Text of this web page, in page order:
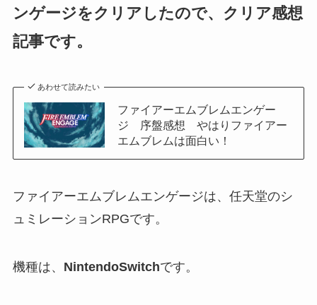
ンゲージをクリアしたので、クリア感想
記事です。
あわせて読みたい
ファイアーエムブレムエンゲー
ジ 序盤感想 やはりファイアー
エムブレムは面白い！
ファイアーエムブレムエンゲージは、任天堂のシ
ュミレーションRPGです。
機種は、 NintendoSwitchです。